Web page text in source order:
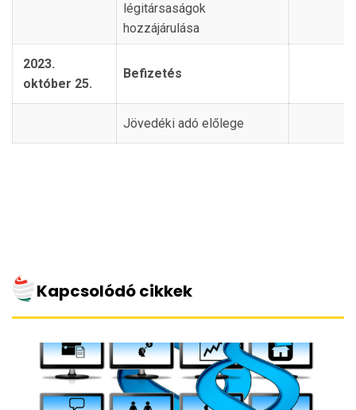
légitársaságok
hozzájárulása
2023.
október 25.
Befizetés
Jövedéki adó előlege
Kapcsolódó cikkek